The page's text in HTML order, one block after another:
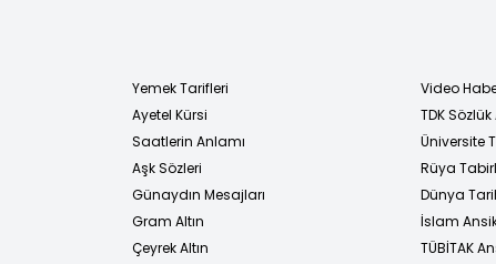
Yemek Tarifleri
Ayetel Kürsi
Saatlerin Anlamı
Aşk Sözleri
Günaydın Mesajları
Gram Altın
Çeyrek Altın
Video
TDK
Üniversite
Rüya
Dünya
İslam
TÜBİTAK